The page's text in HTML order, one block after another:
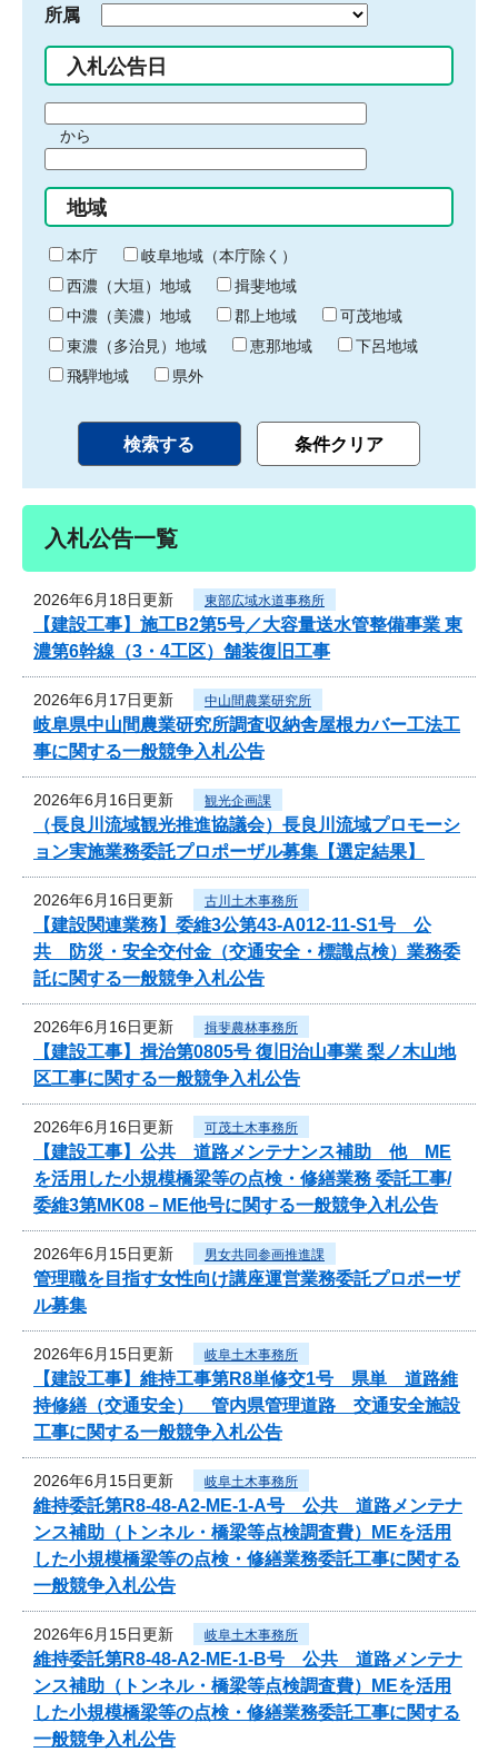
所属
入札公告日
間
始
り
から
間
終
わ
り
地域
本庁
岐阜地域（本庁除く）
西濃（大垣）地域
揖斐地域
中濃（美濃）地域
郡上地域
可茂地域
東濃（多治見）地域
恵那地域
下呂地域
飛騨地域
県外
入札公告一覧
2026年6月18日更新 東部広域水道事務所
【建設工事】施工B2第5号／大容量送水管整備事業 東
濃第6幹線（3・4工区）舗装復旧工事
2026年6月17日更新 中山間農業研究所
岐阜県中山間農業研究所調査収納舎屋根カバー工法工
事に関する一般競争入札公告
2026年6月16日更新 観光企画課
（長良川流域観光推進協議会）長良川流域プロモーシ
ョン実施業務委託プロポーザル募集【選定結果】
2026年6月16日更新 古川土木事務所
【建設関連業務】委維3公第43-A012-11-S1号 公
共 防災・安全交付金（交通安全・標識点検）業務委
託に関する一般競争入札公告
2026年6月16日更新 揖斐農林事務所
【建設工事】揖治第0805号 復旧治山事業 梨ノ木山地
区工事に関する一般競争入札公告
2026年6月16日更新 可茂土木事務所
【建設工事】公共 道路メンテナンス補助 他 ME
を活用した小規模橋梁等の点検・修繕業務 委託工事/
委維3第MK08－ME他号に関する一般競争入札公告
2026年6月15日更新 男女共同参画推進課
管理職を目指す女性向け講座運営業務委託プロポーザ
ル募集
2026年6月15日更新 岐阜土木事務所
【建設工事】維持工事第R8単修交1号 県単 道路維
持修繕（交通安全） 管内県管理道路 交通安全施設
工事に関する一般競争入札公告
2026年6月15日更新 岐阜土木事務所
維持委託第R8-48-A2-ME-1-A号 公共 道路メンテナ
ンス補助（トンネル・橋梁等点検調査費）MEを活用
した小規模橋梁等の点検・修繕業務委託工事に関する
一般競争入札公告
2026年6月15日更新 岐阜土木事務所
維持委託第R8-48-A2-ME-1-B号 公共 道路メンテナ
ンス補助（トンネル・橋梁等点検調査費）MEを活用
した小規模橋梁等の点検・修繕業務委託工事に関する
一般競争入札公告